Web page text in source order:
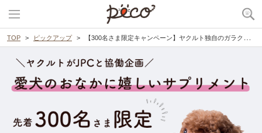
TOP ピックアップ 【300名さま限定キャンペーン】ヤクルト独自のガラクトオリゴ糖を活用した「MediSuppli」